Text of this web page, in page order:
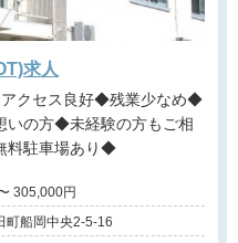
求人
いの方◆未経験の方もご相
料駐車場あり◆
月給 207,000円 〜 305,000円
町船岡中央2-5-16